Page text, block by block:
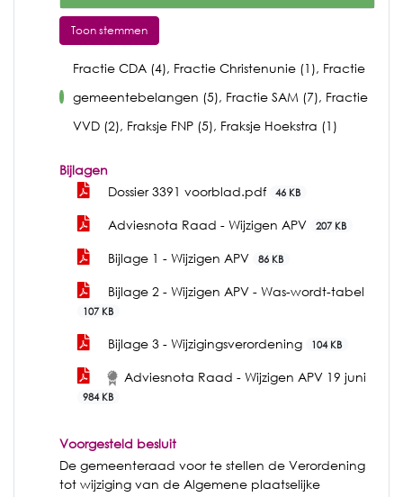
Toon stemmen
voor
Fractie CDA (4), Fractie Christenunie (1), Fractie
gemeentebelangen (5), Fractie SAM (7), Fractie
VVD (2), Fraksje FNP (5), Fraksje Hoekstra (1)
Bijlagen
Dossier 3391 voorblad.pdf
46 KB
Adviesnota Raad - Wijzigen APV 207 KB
Bijlage 1 - Wijzigen APV 86 KB
Bijlage 2 - Wijzigen APV - Was-wordt-tabel
107 KB
Bijlage 3 - Wijzigingsverordening 104 KB
Adviesnota Raad - Wijzigen APV 19 juni
984 KB
Voorgesteld besluit
De gemeenteraad voor te stellen de Verordening
tot wijziging van de Algemene plaatselijke